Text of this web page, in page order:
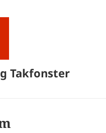
Takfonster